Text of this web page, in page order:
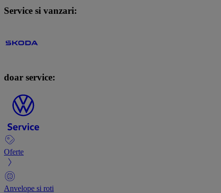
Service si vanzari:
doar service:
Oferte
Anvelope si roti